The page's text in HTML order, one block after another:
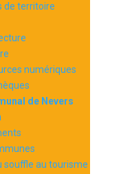
de territoire
numériques
de Nevers
souffle au tourisme